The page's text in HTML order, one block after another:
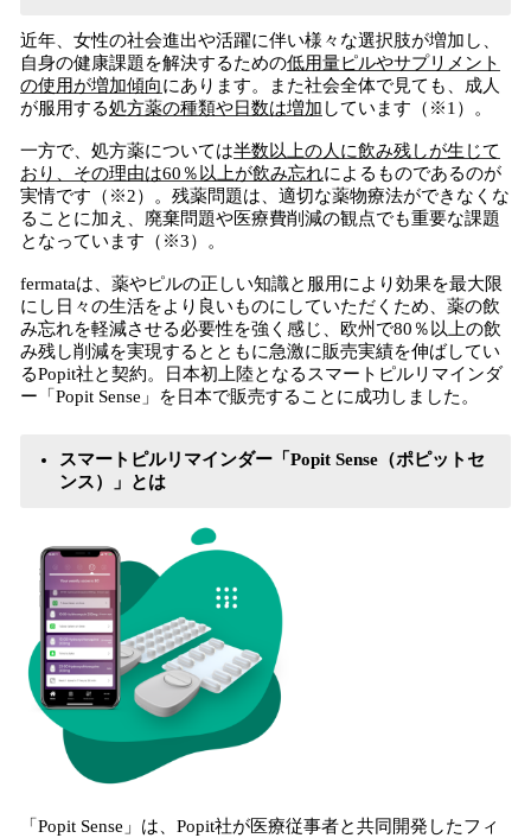
近年、女性の社会進出や活躍に伴い様々な選択肢が増加し、
自身の健康課題を解決するための低用量ピルやサプリメント
の使用が増加傾向にあります。また社会全体で見ても、成人
が服用する処方薬の種類や日数は増加 しています（※1）。
一方で、処方薬については半数以上の人に飲み残しが生じて
おり、その理由は60％以上が飲み忘れによるものであるのが
実情です（※2）。残薬問題は、適切な薬物療法ができなくな
ることに加え、廃棄問題や医療費削減の観点でも重要な課題
となっています（※3）。
fermataは、薬やピルの正しい知識と服用により効果を最大限
にし日々の生活をより良いものにしていただくため、薬の飲
み忘れを軽減させる必要性を強く感じ、欧州で80％以上の飲
み残し削減を実現するとともに急激に販売実績を伸ばしてい
るPopit社と契約。日本初上陸となるスマートピルリマインダ
ー「Popit Sense」を日本で販売することに成功しました。
スマートピルリマインダー「Popit Sense（ポピットセ
ンス）」とは
「Popit Sense」は、Popit社が医療従事者と共同開発したフィ